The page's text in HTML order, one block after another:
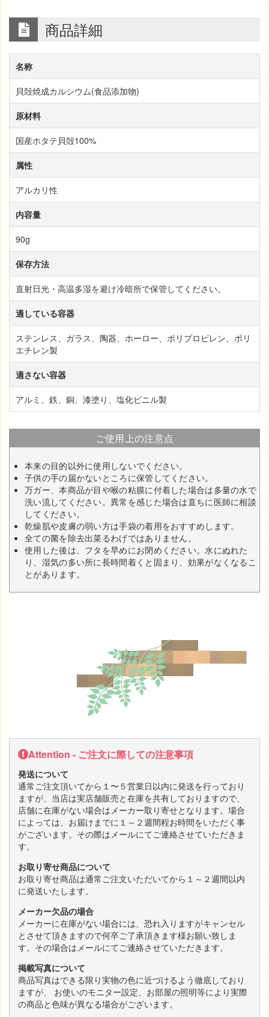
商品詳細
名称
貝殻焼成カルシウム(食品添加物)
原材料
国産ホタテ貝殻100%
属性
アルカリ性
内容量
90g
保存方法
直射日光・高温多湿を避け冷暗所で保管してください。
適している容器
ステンレス、ガラス、陶器、ホーロー、ポリプロピレン、ポリ
エチレン製
適さない容器
アルミ、鉄、銅、漆塗り、塩化ビニル製
ご使用上の注意点
本来の目的以外に使用しないでください。
子供の手の届かないところに保管してください。
万ガー、本商品が目や喉の粘膜に付着した場合は多量の水で
洗い流してください。異常を感じた場合は直ちに医師に相談
してください。
乾燥肌や皮膚の弱い方は手袋の着用をおすすめします。
全ての菌を除去出菜るわげではありません。
使用した後は、フタを早めにお閉めください。水にぬれた
り、湿気の多い所に長時間着くと固まり、効果がなくなるこ
とがあります。
Attention - ご注文に際しての注意事項
発送について
通常ご注文頂いてから１〜５営業日以内に発送を行っており
ますが、当店は実店舗販売と在庫を共有しておりますので、
店舗に在庫がない場合はメーカー取り寄せとなります。場合
によっては、お届けまでに１～２週間程お時間をいただく事
がございます。その際はメールにてご連絡させていただきま
す。
お取り寄せ商品について
お取り寄せ商品は通常ご注文いただいてから１～２週間以内
に発送いたします。
メーカー欠品の場合
メーカーに在庫がない場合には、恐れ入りますがキャンセル
とさせて頂きますので何卒ご了承頂きます様お願い致しま
す。その場合はメールにてご連絡させていただきます。
掲載写真について
商品写真はできる限り実物の色に近づけるよう徹底しており
ますが、 お使いのモニター設定、お部屋の照明等により実際
の商品と色味が異なる場合がございます。